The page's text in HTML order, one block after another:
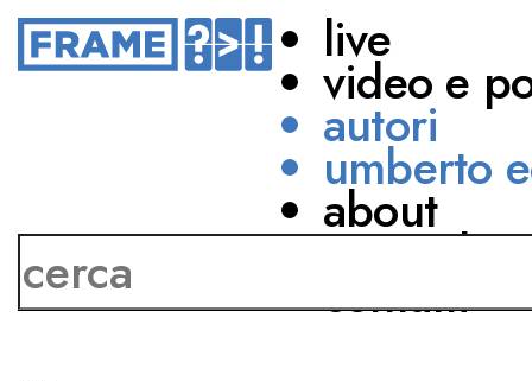
live
video e
autori
umberto
about
network
contatti
Gabriella Greison